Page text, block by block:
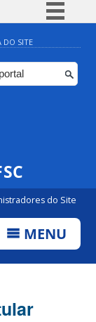
BR
DO SITE
do Site
MENU